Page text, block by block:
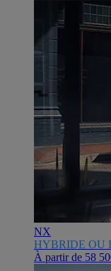
NX
HYBRIDE OU
À partir de 58